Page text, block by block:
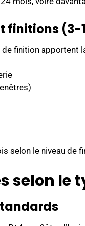
finitions (3-
finition apportent
selon le niveau de
selon le